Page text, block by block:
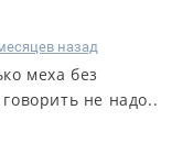
назад
меха без
не надо..